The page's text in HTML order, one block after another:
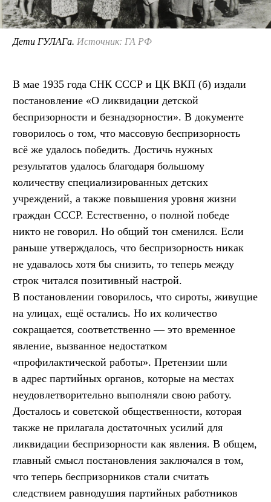
Дети ГУЛАГа. Источник: ГА РФ
В мае 1935 года СНК СССР и ЦК ВКП (б) издали
постановление «О ликвидации детской
беспризорности и безнадзорности». В документе
говорилось о том, что массовую беспризорность
всё же удалось победить. Достичь нужных
результатов удалось благодаря большому
количеству специализированных детских
учреждений, а также повышения уровня жизни
граждан СССР. Естественно, о полной победе
никто не говорил. Но общий тон сменился. Если
раньше утверждалось, что беспризорность никак
не удавалось хотя бы снизить, то теперь между
строк читался позитивный настрой.
В постановлении говорилось, что сироты, живущие
на улицах, ещё остались. Но их количество
сокращается, соответственно — это временное
явление, вызванное недостатком
«профилактической работы». Претензии шли
в адрес партийных органов, которые на местах
неудовлетворительно выполняли свою работу.
Досталось и советской общественности, которая
также не прилагала достаточных усилий для
ликвидации беспризорности как явления. В общем,
главный смысл постановления заключался в том,
что теперь беспризорников стали считать
следствием равнодушия партийных работников